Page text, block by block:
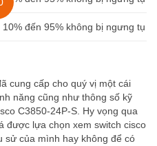
10% đến 95% không bị ngưng tụ
cung cấp cho quý vị một cái
năng cũng như thông số kỹ
C3850-24P-S. Hy vọng qua
được lựa chọn xem switch cisco
sử của mình hay không để có